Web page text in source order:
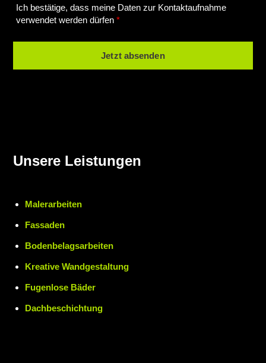
Ich bestätige, dass meine Daten zur Kontaktaufnahme
verwendet werden dürfen*
Jetzt absenden
Unsere Leistungen
Malerarbeiten
Fassaden
Bodenbelagsarbeiten
Kreative Wandgestaltung
Fugenlose Bäder
Dachbeschichtung